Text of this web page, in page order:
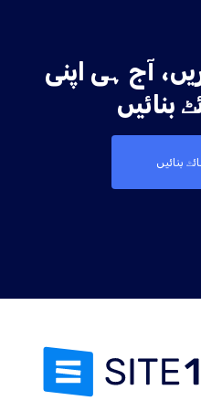
آج ہی اپنی
بنائیں